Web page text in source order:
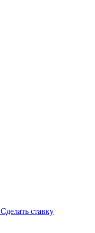
Сделать ставку